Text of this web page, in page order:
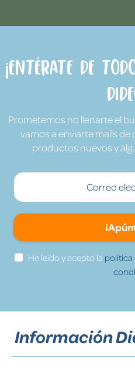
¡Entérate de
Prometemos no llenarte el
vamos a enviarte mails
productos nuevos y
He leído y acepto la política
Información